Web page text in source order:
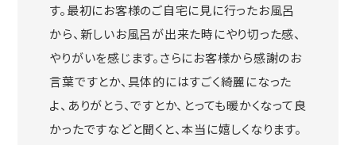
す。最初にお客様のご自宅に見に行ったお風呂
から、新しいお風呂が出来た時にやり切った感、
やりがいを感じます。さらにお客様から感謝のお
言葉ですとか、具体的にはすごく綺麗になった
よ、ありがとう、ですとか、とっても暖かくなって良
かったですなどと聞くと、本当に嬉しくなります。